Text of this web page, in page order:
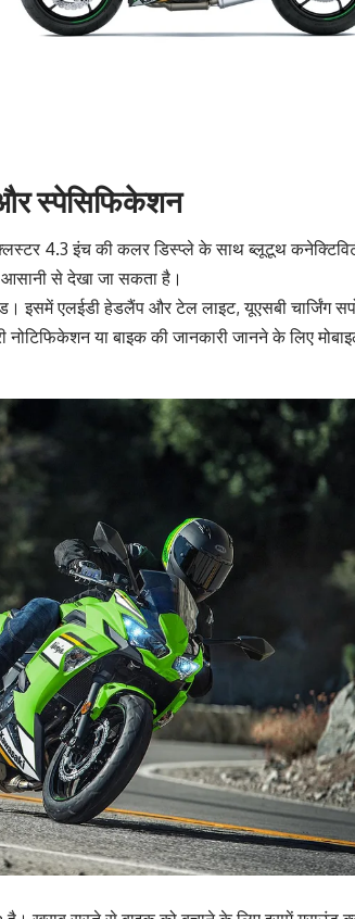
स्पेसिफिकेशन
4.3 इंच की कलर डिस्प्ले के साथ ब्लूटूथ
से देखा जा सकता है।
इसमें एलईडी हेडलैंप और टेल लाइट, यूएसबी चार्जिंग
या बाइक की जानकारी जानने के लिए